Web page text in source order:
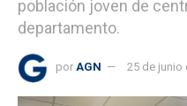
población joven de
departamento.
por AGN 25 de junio